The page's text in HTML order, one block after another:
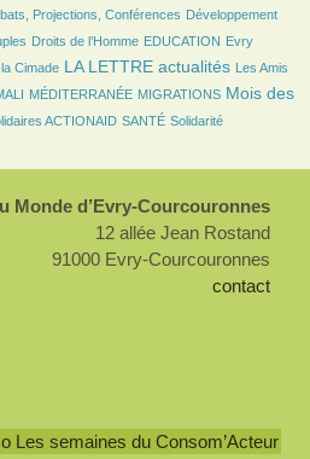
Projections, Conférences Développement
Droits de l’Homme EDUCATION
Evry
la Cimade LA LETTRE actualités
Les Amis
MÉDITERRANÉE MIGRATIONS Mois des
ACTIONAID SANTÉ Solidarité
Monde d’Evry-Courcouronnes
12 allée Jean Rostand
91000 Evry-Courcouronnes
contact
o Les semaines du Consom’Acteur